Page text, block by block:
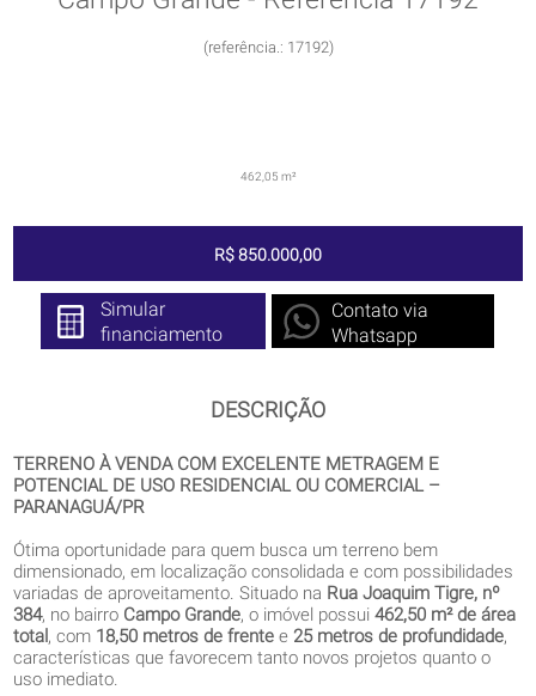
(referência.: 17192)
462,05 m²
R$ 850.000,00
Simular
financiamento
Contato via
Whatsapp
DESCRIÇÃO
TERRENO À VENDA COM EXCELENTE METRAGEM E
POTENCIAL DE USO RESIDENCIAL OU COMERCIAL –
PARANAGUÁ/PR
Ótima oportunidade para quem busca um terreno bem
dimensionado, em localização consolidada e com possibilidades
variadas de aproveitamento. Situado na Rua Joaquim Tigre, nº
384, no bairro Campo Grande, o imóvel possui462,50 m² de área
total , com 18,50 metros de frente e 25 metros de profundidade,
características que favorecem tanto novos projetos quanto o
uso imediato.